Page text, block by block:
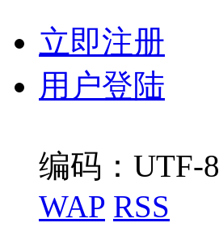
立即注册
用户登陆
编码：UTF-8
WAP RSS